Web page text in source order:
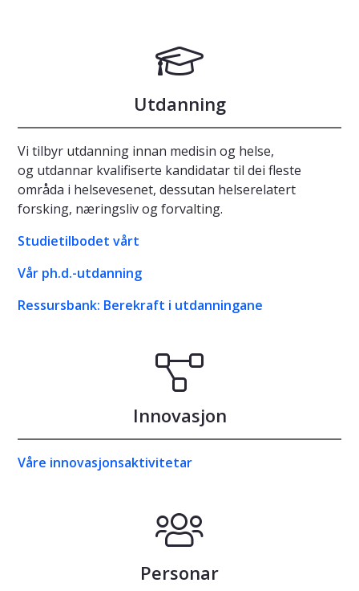
Utdanning
Vi tilbyr utdanning innan medisin og helse,
og utdannar kvalifiserte kandidatar til dei fleste
områda i helsevesenet, dessutan helserelatert
forsking, næringsliv og forvalting.
Studietilbodet vårt
Vår ph.d.-utdanning
Ressursbank: Berekraft i utdanningane
Innovasjon
Våre innovasjonsaktivitetar
Personar